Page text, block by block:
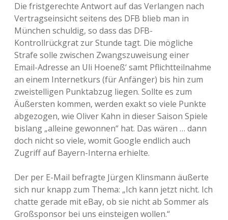
Die fristgerechte Antwort auf das Verlangen nach
Vertragseinsicht seitens des DFB blieb man in
München schuldig, so dass das DFB-
Kontrollrückgrat zur Stunde tagt. Die mögliche
Strafe solle zwischen Zwangszuweisung einer
Email-Adresse an Uli Hoeneß‘ samt Pflichtteilnahme
an einem Internetkurs (für Anfänger) bis hin zum
zweistelligen Punktabzug liegen. Sollte es zum
Äußersten kommen, werden exakt so viele Punkte
abgezogen, wie Oliver Kahn in dieser Saison Spiele
bislang „alleine gewonnen“ hat. Das wären … dann
doch nicht so viele, womit Google endlich auch
Zugriff auf Bayern-Interna erhielte.
Der per E-Mail befragte Jürgen Klinsmann äußerte
sich nur knapp zum Thema: „Ich kann jetzt nicht. Ich
chatte gerade mit eBay, ob sie nicht ab Sommer als
Großsponsor bei uns einsteigen wollen.“